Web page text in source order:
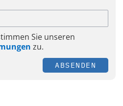
Sie unseren
zu.
ABSENDEN